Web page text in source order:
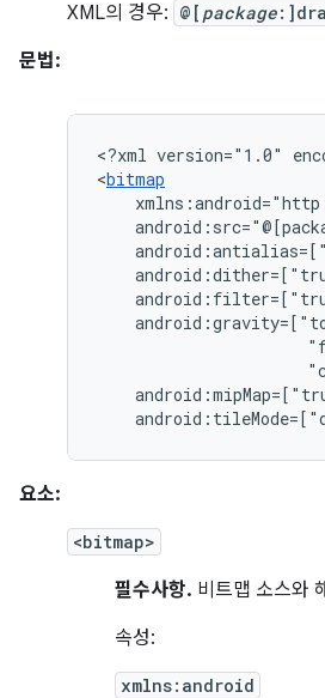
XML의 경우: @[ package
문법:
<?xml version="1.0"
<bitmap
요소:
<bitmap>
필수사항. 비트맵 소스와
속성:
xmlns:android